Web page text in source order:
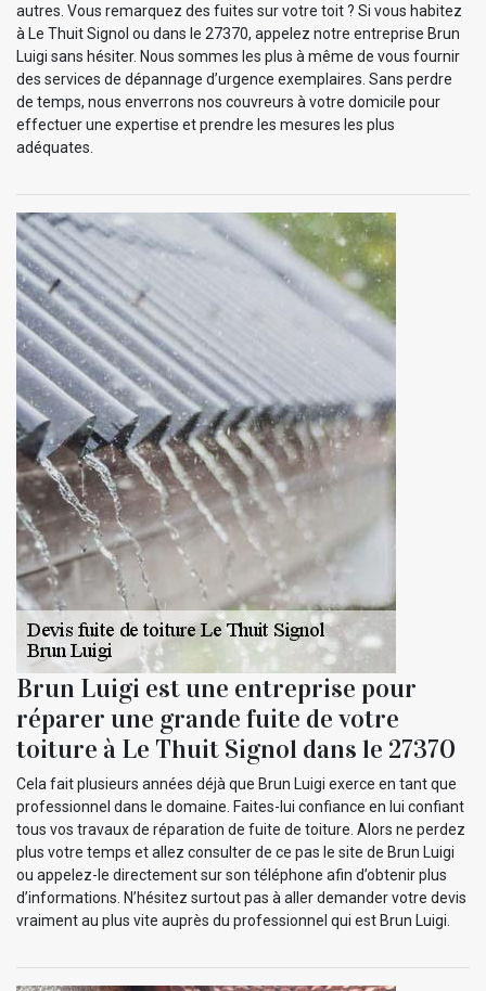
autres. Vous remarquez des fuites sur votre toit ? Si vous habitez
à Le Thuit Signol ou dans le 27370, appelez notre entreprise Brun
Luigi sans hésiter. Nous sommes les plus à même de vous fournir
des services de dépannage d’urgence exemplaires. Sans perdre
de temps, nous enverrons nos couvreurs à votre domicile pour
effectuer une expertise et prendre les mesures les plus
adéquates.
Brun Luigi est une entreprise pour
réparer une grande fuite de votre
toiture à Le Thuit Signol dans le 27370
Cela fait plusieurs années déjà que Brun Luigi exerce en tant que
professionnel dans le domaine. Faites-lui confiance en lui confiant
tous vos travaux de réparation de fuite de toiture. Alors ne perdez
plus votre temps et allez consulter de ce pas le site de Brun Luigi
ou appelez-le directement sur son téléphone afin d’obtenir plus
d’informations. N’hésitez surtout pas à aller demander votre devis
vraiment au plus vite auprès du professionnel qui est Brun Luigi.